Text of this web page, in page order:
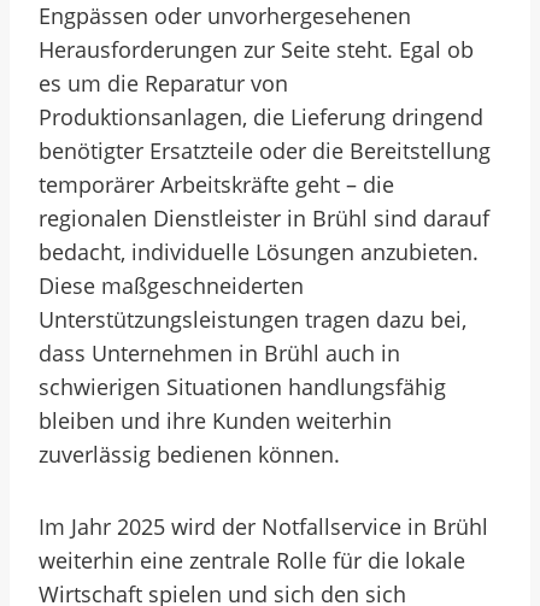
Engpässen oder unvorhergesehenen
Herausforderungen zur Seite steht. Egal ob
es um die Reparatur von
Produktionsanlagen, die Lieferung dringend
benötigter Ersatzteile oder die Bereitstellung
temporärer Arbeitskräfte geht – die
regionalen Dienstleister in Brühl sind darauf
bedacht, individuelle Lösungen anzubieten.
Diese maßgeschneiderten
Unterstützungsleistungen tragen dazu bei,
dass Unternehmen in Brühl auch in
schwierigen Situationen handlungsfähig
bleiben und ihre Kunden weiterhin
zuverlässig bedienen können.
Im Jahr 2025 wird der Notfallservice in Brühl
weiterhin eine zentrale Rolle für die lokale
Wirtschaft spielen und sich den sich